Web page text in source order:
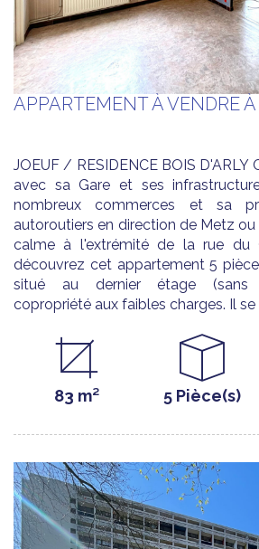
APPARTEMENT À VENDRE
JOEUF / RESIDENCE BOIS
avec sa Gare et ses
nombreux commerces et sa
autoroutiers en direction de Metz
calme à l'extrémité de la rue du
découvrez cet appartement 5
situé au dernier étage (sans
copropriété aux faibles charges. Il se
83 m² 5 Pièce(s)